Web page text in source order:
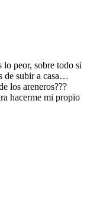
lo peor, sobre todo si
de subir a casa…
los areneros???
hacerme mi propio